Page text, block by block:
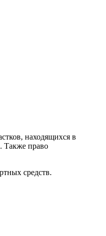
находящихся в
Также право
средств.